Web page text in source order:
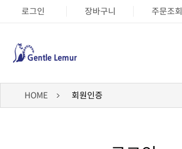
로그인 장바구니 주문조회
HOME 회원인증